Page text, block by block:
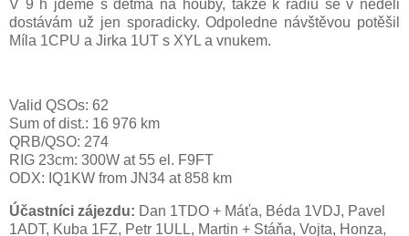
V 9 h jdeme s dětma na houby, takže k rádiu se v neděli
dostávám už jen sporadicky. Odpoledne návštěvou potěšil
Míla 1CPU a Jirka 1UT s XYL a vnukem.
Valid QSOs: 62
Sum of dist.: 16 976 km
QRB/QSO: 274
RIG 23cm: 300W at 55 el. F9FT
ODX: IQ1KW from JN34 at 858 km
Účastníci zájezdu: Dan 1TDO + Máťa, Béda 1VDJ, Pavel
1ADT, Kuba 1FZ, Petr 1ULL, Martin + Stáňa, Vojta, Honza,